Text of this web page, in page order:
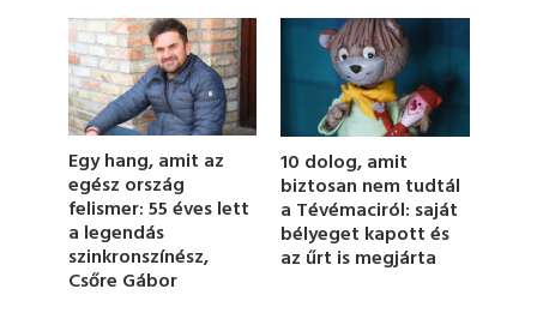
Egy hang, amit az
egész ország
felismer: 55 éves lett
a legendás
szinkronszínész,
Csőre Gábor
10 dolog, amit
biztosan nem tudtál
a Tévémaciról: saját
bélyeget kapott és
az űrt is megjárta